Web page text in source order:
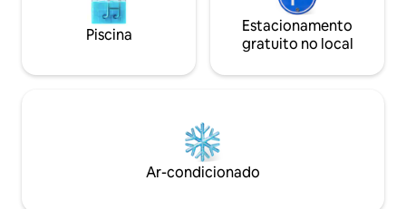
Piscina
Estacionamento
gratuito no local
Ar-condicionado